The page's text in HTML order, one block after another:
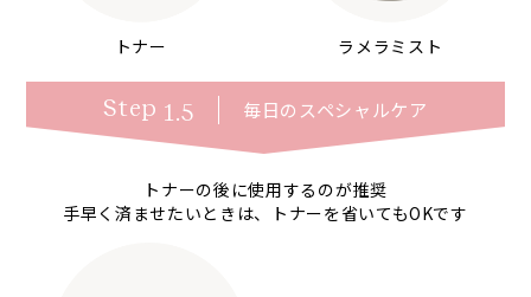
トナー ラメラミスト
Step 1.5 毎日の スペシャルケア
トナーの後に使用するのが推奨
手早く済ませたいときは、トナーを省いてもOKです